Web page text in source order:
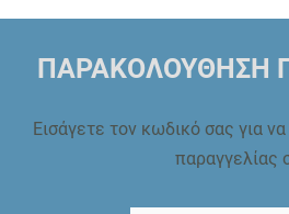
ΠΑΡΑΚΟΛΟΥΘΗΣΗ
Εισάγετε τον κωδικό σας για
παραγγελίας